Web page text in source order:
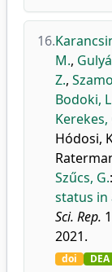
16.
M.,
Z.,
Bodoki,
Kerekes,
Hódosi,
Szűcs, G.:
status
Sci. Rep.
2021.
doi DEA